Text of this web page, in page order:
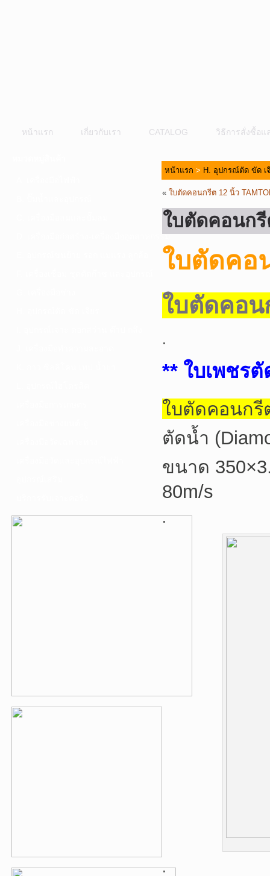
หน้าแรก เกี่ยวกับเรา CATALOG วิธีการสั่งซื้อแ
D. เครื่องมือก่อสร้าง-เครื่องมืออุตสาหกรรม
หน้าแรก > H. อุปกรณ์ตัด ขัด เ
« ใบตัดคอนกรีต 12 นิ้ว
ใบตัดคอนกรี
ใบตัดคอ
ใบตัดคอน
.
** ใบเพชร
ใบตัดคอนกรี
ตัดน้ำ
ขนาด
80m/s
.
.